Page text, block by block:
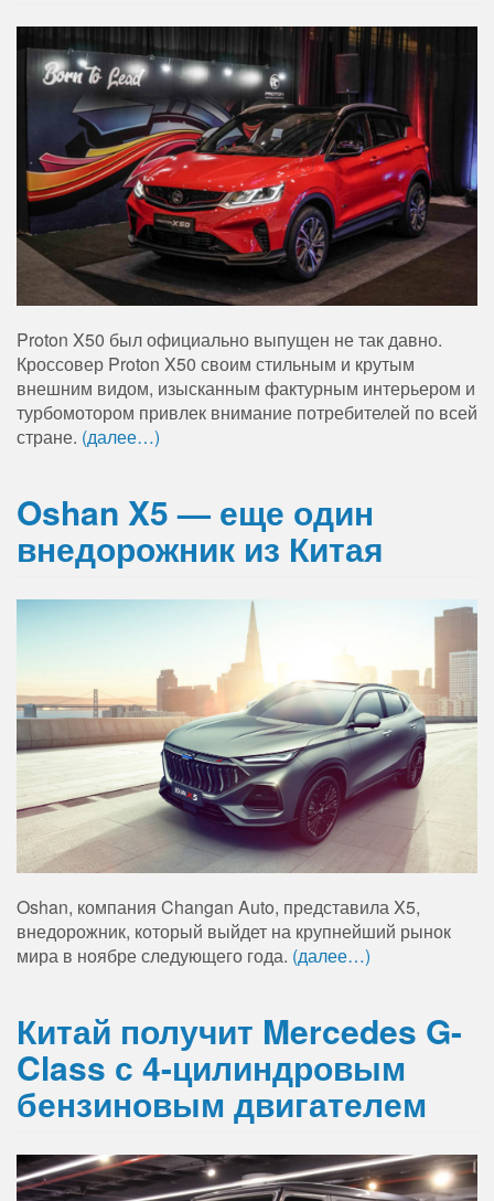
Proton X50 был официально выпущен не так давно.
Кроссовер Proton X50 своим стильным и крутым
внешним видом, изысканным фактурным интерьером и
турбомотором привлек внимание потребителей по всей
стране. (далее…)
Oshan X5 — еще один
внедорожник из Китая
Oshan, компания Changan Auto, представила X5,
внедорожник, который выйдет на крупнейший рынок
мира в ноябре следующего года. (далее…)
Китай получит Mercedes G-
Class с 4-цилиндровым
бензиновым двигателем